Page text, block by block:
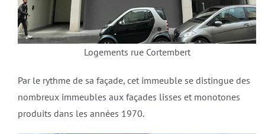
Logements rue Cortembert
Par le rythme de sa façade, cet immeuble se distingue des
nombreux immeubles aux façades lisses et monotones
produits dans les années 1970.